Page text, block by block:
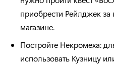
приобрести Рейлджек за
магазине.
Постройте Некромеха:
использовать Кузницу